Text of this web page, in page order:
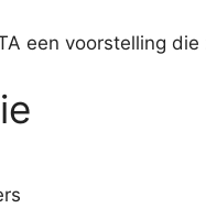
een voorstelling